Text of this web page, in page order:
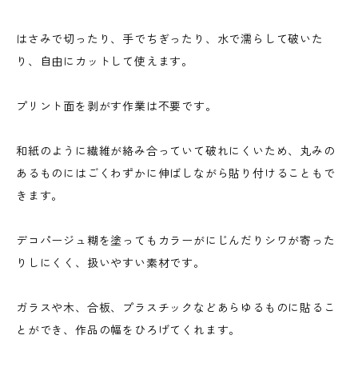
はさみで切ったり、手でちぎったり、水で濡らして破いた
り、自由にカットして使えます。
プリント面を剥がす作業は不要です。
和紙のように繊維が絡み合っていて破れにくいため、丸みの
あるものにはごくわずかに伸ばしながら貼り付けることもで
きます。
デコパージュ糊を塗ってもカラーがにじんだりシワが寄った
りしにくく、扱いやすい素材です。
ガラスや木、合板、プラスチックなどあらゆるものに貼るこ
とができ、作品の幅をひろげてくれます。